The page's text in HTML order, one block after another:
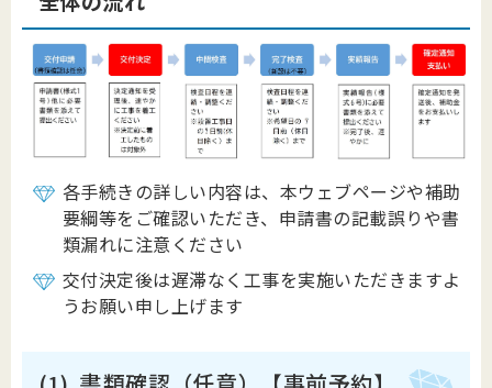
各手続きの詳しい内容は、本ウェブページや補助
要綱等をご確認いただき、申請書の記載誤りや書
類漏れに注意ください
交付決定後は遅滞なく工事を実施いただきますよ
うお願い申し上げます